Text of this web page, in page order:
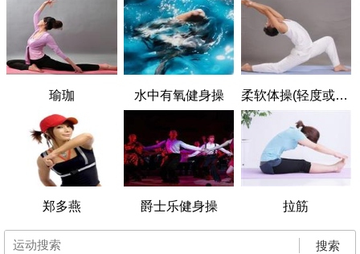
瑜珈 水中有氧健身操 柔软体操(轻度或中度)
郑多燕 爵士乐健身操 拉筋
搜索